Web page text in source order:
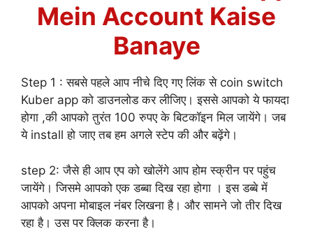
Mein Account Kaise
Banaye
Step 1 : सबसे पहले आप नीचे दिए गए लिंक से coin switch
Kuber app को डाउनलोड कर लीजिए। इससे आपको ये फायदा
होगा ,की आपको तुरंत 100 रुपए के बिटकॉइन मिल जायेंगे। जब
ये install हो जाए तब हम अगले स्टेप की और बढ़ेंगे।
step 2: जैसे ही आप एप को खोलेंगे आप होम स्क्रीन पर पहुंच
जायेंगे। जिसमे आपको एक डब्बा दिख रहा होगा । इस डब्बे में
आपको अपना मोबाइल नंबर लिखना है। और सामने जो तीर दिख
रहा है। उस पर क्लिक करना है।